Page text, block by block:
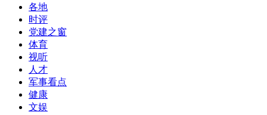
各地
时评
党建之窗
体育
视听
人才
军事看点
健康
文娱